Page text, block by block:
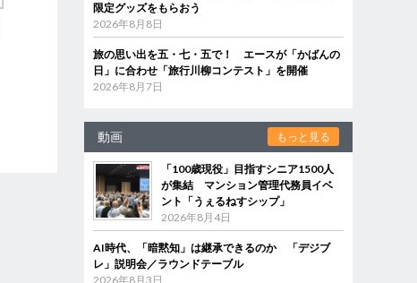
限定グッズをもらおう
2026年8月8日
旅の思い出を五・七・五で！ エースが「かばんの
日」に合わせ「旅行川柳コンテスト」を開催
2026年8月7日
動画 もっと見る
「100歳現役」目指すシニア1500人
が集結 マンション管理代務員イベ
ント「うぇるねすシップ」
2026年8月4日
AI時代、「暗黙知」は継承できるのか 「デジブ
レ」説明会／ラウンドテーブル
2026年8月3日